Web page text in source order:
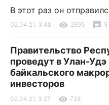
В этот раз он
02.04.21, 3:48 2695 5
Правительство
проведут в Улан-
байкальского
инвесторов
02.04.21, 3:27 728